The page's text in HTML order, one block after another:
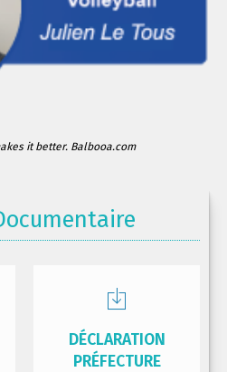
it better. Balbooa.com
DÉCLARATION
PRÉFECTURE